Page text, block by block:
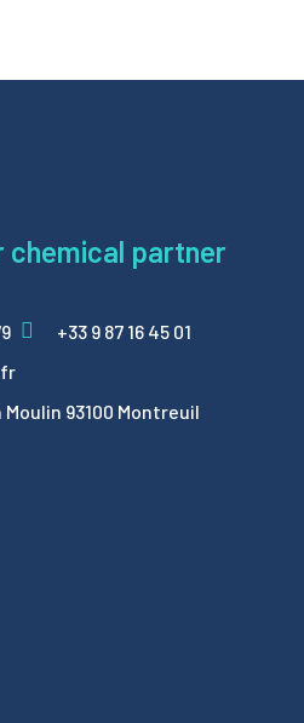
chemical partner
+33 9 87 16 45 01
Moulin 93100 Montreuil